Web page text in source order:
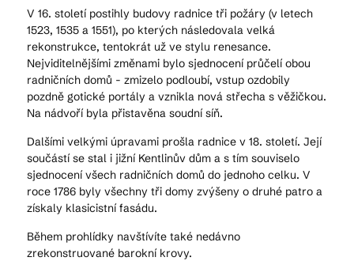
V 16. století postihly budovy radnice tři požáry (v letech
1523, 1535 a 1551), po kterých následovala velká
rekonstrukce, tentokrát už ve stylu renesance.
Nejviditelnějšími změnami bylo sjednocení průčelí obou
radničních domů - zmizelo podloubí, vstup ozdobily
pozdně gotické portály a vznikla nová střecha s věžičkou.
Na nádvoří byla přistavěna soudní síň.
Dalšími velkými úpravami prošla radnice v 18. století. Její
součástí se stal i jižní Kentlinův dům a s tím souviselo
sjednocení všech radničních domů do jednoho celku. V
roce 1786 byly všechny tři domy zvýšeny o druhé patro a
získaly klasicistní fasádu.
Během prohlídky navštívíte také nedávno
zrekonstruované barokní krovy.